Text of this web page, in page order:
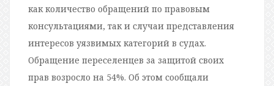
как количество обращений по правовым
консультациями, так и случаи представления
интересов уязвимых категорий в судах.
Обращение переселенцев за защитой своих
прав возросло на 54%. Об этом сообщали